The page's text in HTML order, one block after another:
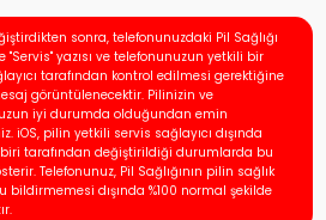
sonra, telefonunuzdaki Pil Sağlığı
"Servis" yazısı ve telefonunuzun yetkili bir
tarafından kontrol edilmesi gerektiğine
görüntülenecektir. Pilinizin ve
iyi durumda olduğundan emin
iOS, pilin yetkili servis sağlayıcı dışında
tarafından değiştirildiği durumlarda bu
Telefonunuz, Pil Sağlığının pilin sağlık
bildirmemesi dışında %100 normal şekilde